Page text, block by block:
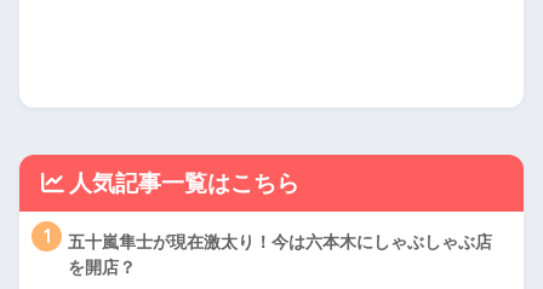
人気記事一覧はこちら
1
五十嵐隼士が現在激太り！今は六本木にしゃぶしゃぶ店
を開店？